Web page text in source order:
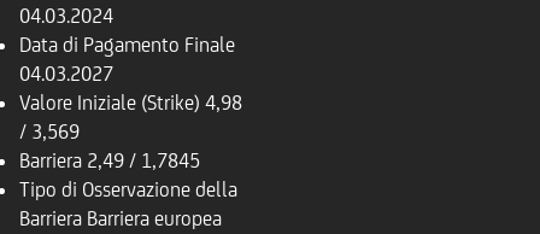
04.03.2024
Data di Pagamento Finale
04.03.2027
Valore Iniziale (Strike) 4,98
/ 3,569
Barriera 2,49 / 1,7845
Tipo di Osservazione della
Barriera Barriera europea